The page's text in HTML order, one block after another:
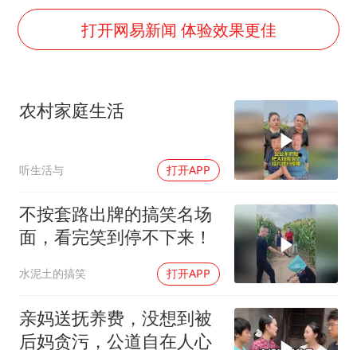
泰国一女公务员妆容引争议 本人回应
宇树科技发行价格150.80元/股
把党建设得更加坚强有力
奋进开新局 实干挑大梁
打开网易新闻 体验效果更佳
农村家庭生活
听生活与 打开APP
不按套路出牌的搞笑名场
面，看完笑到停不下来！
水泥土的搞笑 打开APP
亲妈送抚养费，没想到被
后妈贪污，公道自在人心